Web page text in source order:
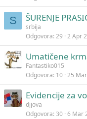
S ŠURENJE
srbija
Odgovora 29 2 Apr
Umatičene
Fantastiko015
Odgovora 10 25
Evidencije za
djjova
Odgovora 30 6 Mar